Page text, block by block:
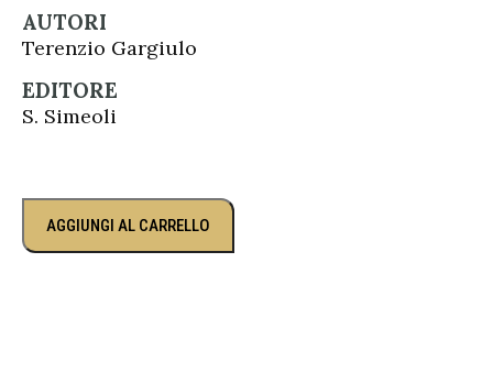
AUTORI
Terenzio Gargiulo
EDITORE
S. Simeoli
AGGIUNGI AL CARRELLO